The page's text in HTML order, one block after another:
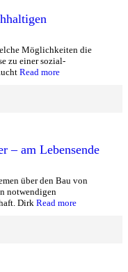
Möglichkeiten die
zu einer sozial-
Read more
– am Lebensende
über den Bau von
notwendigen
Dirk Read more